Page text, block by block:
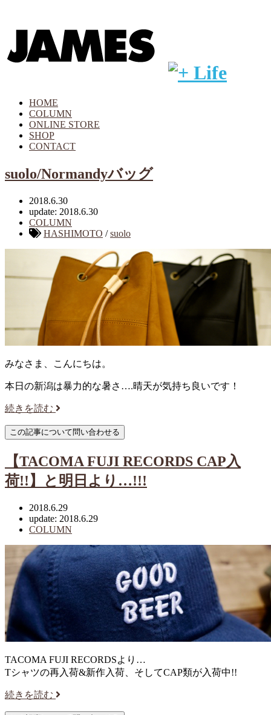
HOME
COLUMN
ONLINE STORE
SHOP
CONTACT
suolo/Normandyバッグ
2018.6.30
update: 2018.6.30
COLUMN
HASHIMOTO /suolo
みなさま、こんにちは。
本日の新潟は暴力的な暑さ….晴天が気持ち良いです！
続きを読む
【TACOMA FUJI RECORDS CAP入
荷!!】と明日より…!!!
2018.6.29
update: 2018.6.29
COLUMN
TACOMA FUJI RECORDSより…
Tシャツの再入荷&新作入荷、そしてCAP類が入荷中!!
続きを読む